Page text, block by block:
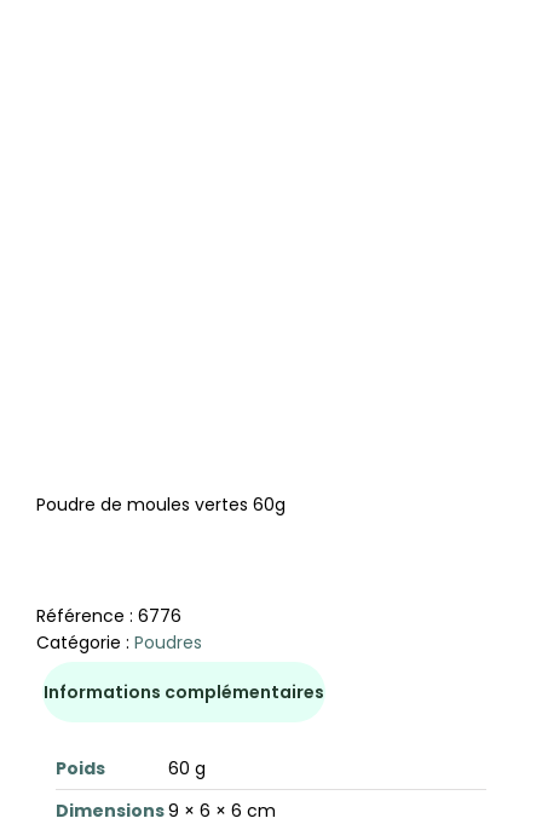
Poudre de moules vertes 60g
Référence : 6776
Catégorie : Poudres
Informations complémentaires
Poids
60 g
Dimensions9 × 6 × 6 cm